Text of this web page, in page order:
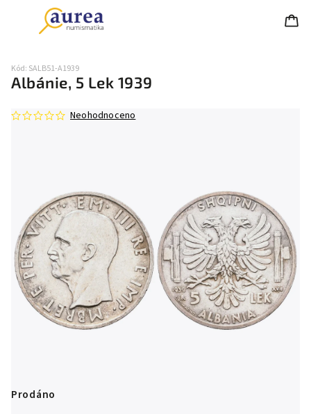
Albánie, 5 Lek 1939
Kód: SALB51-A1939
Neohodnoceno
Prodáno